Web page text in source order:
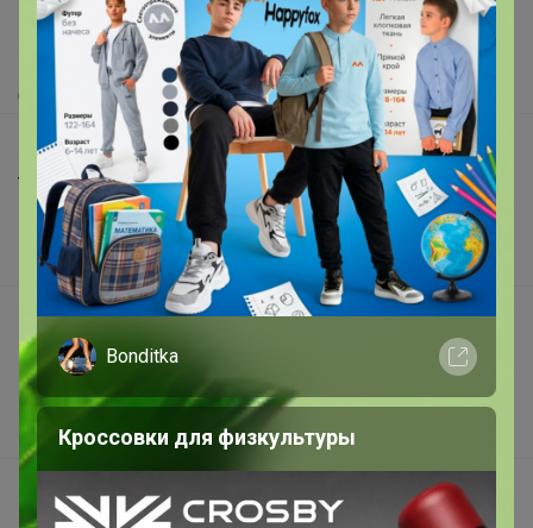
Как сделать заказ?
Как получить?
Доставка
Шоурумы
Торговые марки
Наша команда
В наличии
Подарочные сертификаты
Реклама на сайте
Поставщикам
Вакансии
support@24-ok.ru
Bonditka
Кроссовки для физкультуры